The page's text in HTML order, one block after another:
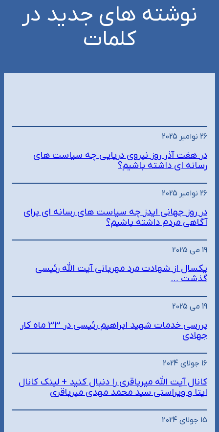
نوشته های جدید در
کلمات
26 نوامبر 2025
در هفت آذر روز نیروی دریایی چه سیاست های
رسانه ای داشته باشیم؟
26 نوامبر 2025
در روز جهانی ایدز چه سیاست های رسانه ای برای
آگاهی مردم داشته باشیم؟
19 می 2025
یکسال از شهادت مرد مهربانی آیت الله رئیسی
گذشت …
19 می 2025
بررسی خدمات شهید ابراهیم رئیسی در 33 ماه کار
جهادی
16 جولای 2024
کانال آیت الله میرباقری را دنبال کنید + لینک کانال
ایتا و ویراستی سید محمد مهدی میرباقری
15 جولای 2024